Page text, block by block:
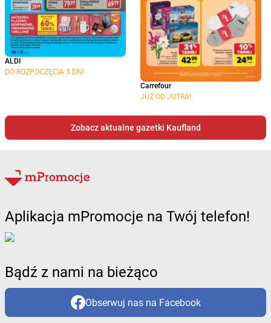
ALDI
DO ROZPOCZĘCIA 3 DNI
Carrefour
JUŻ OD JUTRA!
Zobacz aktualne gazetki Kaufland
Aplikacja mPromocje na Twój telefon!
Bądź z nami na bieżąco
Obserwuj nas na Facebook